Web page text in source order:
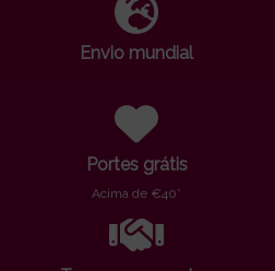
Envio mundial
Portes grátis
Acima de €40*